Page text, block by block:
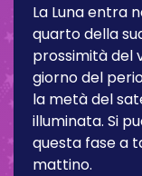
La Luna entra
quarto della
prossimità del
giorno del
la metà del
illuminata. Si
questa fase a
mattino.